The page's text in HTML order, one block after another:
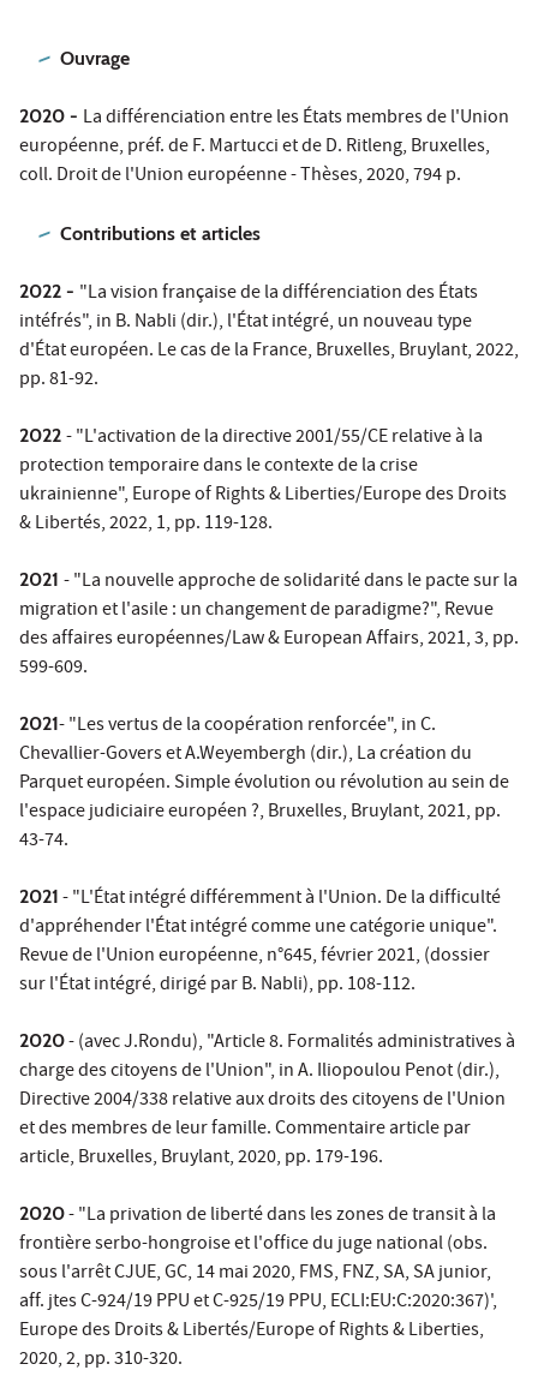
Ouvrage
2020 - La différenciation entre les États membres de l'Union
européenne, préf. de F. Martucci et de D. Ritleng, Bruxelles,
coll. Droit de l'Union européenne - Thèses, 2020, 794 p.
Contributions et articles
2022 - "La vision française de la différenciation des États
intéfrés", in B. Nabli (dir.), l'État intégré, un nouveau type
d'État européen. Le cas de la France, Bruxelles, Bruylant, 2022,
pp. 81-92.
2022 - "L'activation de la directive 2001/55/CE relative à la
protection temporaire dans le contexte de la crise
ukrainienne", Europe of Rights & Liberties/Europe des Droits
& Libertés, 2022, 1, pp. 119-128.
2021 - "La nouvelle approche de solidarité dans le pacte sur la
migration et l'asile : un changement de paradigme?", Revue
des affaires européennes/Law & European Affairs, 2021, 3, pp.
599-609.
2021- "Les vertus de la coopération renforcée", in C.
Chevallier-Govers et A.Weyembergh (dir.), La création du
Parquet européen. Simple évolution ou révolution au sein de
l'espace judiciaire européen ?, Bruxelles, Bruylant, 2021, pp.
43-74.
2021 - "L'État intégré différemment à l'Union. De la difficulté
d'appréhender l'État intégré comme une catégorie unique".
Revue de l'Union européenne, n°645, février 2021, (dossier
sur l'État intégré, dirigé par B. Nabli), pp. 108-112.
2020- (avec J.Rondu), "Article 8. Formalités administratives à
charge des citoyens de l'Union", in A. Iliopoulou Penot (dir.),
Directive 2004/338 relative aux droits des citoyens de l'Union
et des membres de leur famille. Commentaire article par
article, Bruxelles, Bruylant, 2020, pp. 179-196.
2020- "La privation de liberté dans les zones de transit à la
frontière serbo-hongroise et l'office du juge national (obs.
sous l'arrêt CJUE, GC, 14 mai 2020, FMS, FNZ, SA, SA junior,
aff. jtes C-924/19 PPU et C-925/19 PPU, ECLI:EU:C:2020:367)',
Europe des Droits & Libertés/Europe of Rights & Liberties,
2020, 2, pp. 310-320.